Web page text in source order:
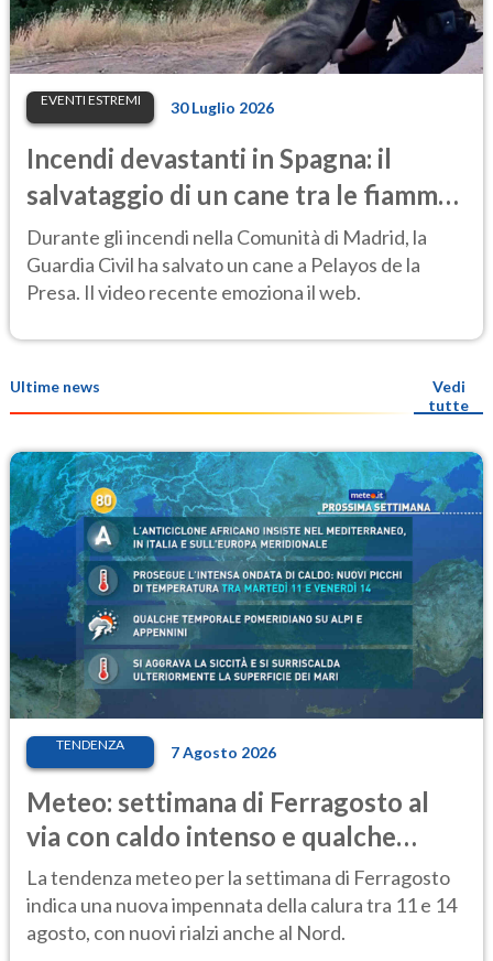
EVENTI ESTREMI 30 Luglio 2026
Incendi devastanti in Spagna: il
salvataggio di un cane tra le fiamme
emoziona il web
Durante gli incendi nella Comunità di Madrid, la
Guardia Civil ha salvato un cane a Pelayos de la
Presa. Il video recente emoziona il web.
Ultime news
Vedi
tutte
TENDENZA 7 Agosto 2026
Meteo: settimana di Ferragosto al
via con caldo intenso e qualche
temporale
La tendenza meteo per la settimana di Ferragosto
indica una nuova impennata della calura tra 11 e 14
agosto, con nuovi rialzi anche al Nord.